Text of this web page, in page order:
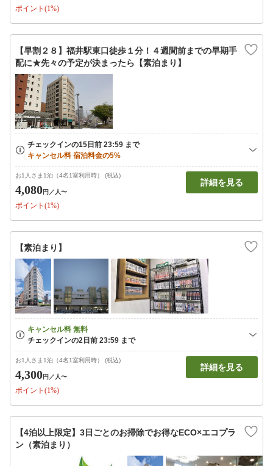
ポイント(1%)
【早割２８】福井駅東口徒歩１分！４週間前までの早期手
配に★先々の予定が決まったら【素泊まり】
お1人さま1泊（4名1室利用時） (税込)
4,080円 ／人〜
ポイント(1%)
詳細を見る
【素泊まり】
お1人さま1泊（4名1室利用時） (税込)
4,300円 ／人〜
ポイント(1%)
詳細を見る
【4泊以上限定】3日ごとのお掃除でお得なECO×エコプラ
ン（素泊まり）